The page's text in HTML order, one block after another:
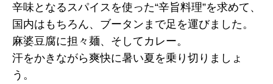
辛味となるスパイスを使った“辛旨料理”を求めて、
国内はもちろん、ブータンまで足を運びました。
麻婆豆腐に担々麺、そしてカレー。
汗をかきながら爽快に暑い夏を乗り切りましょ
う。